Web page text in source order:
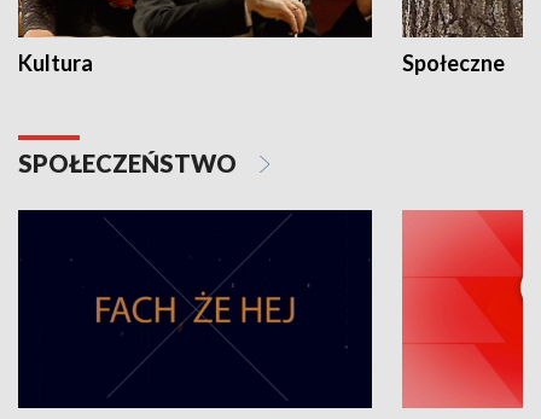
Kultura Społeczne
SPOŁECZEŃSTWO